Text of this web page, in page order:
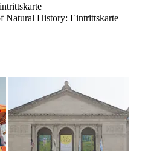
Natural History: Eintrittskarte